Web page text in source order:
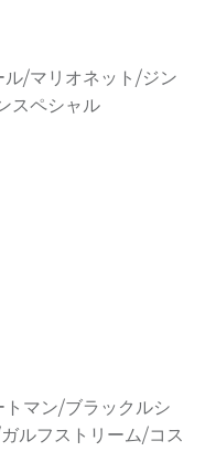
/マリオネット/ジン
スペシャル
マン/ブラックルシ
ルフストリーム/コス